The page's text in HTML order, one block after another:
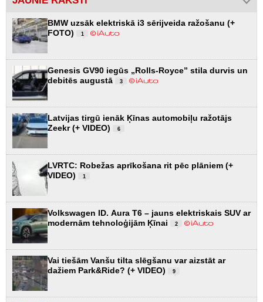
BMW uzsāk elektriskā i3 sērijveida ražošanu (+
FOTO)
1
Genesis GV90 iegūs „Rolls-Royce” stila durvis un
debitēs augustā
3
Latvijas tirgū ienāk Ķīnas automobiļu ražotājs
Zeekr (+ VIDEO)
6
LVRTC: Robežas aprīkošana rit pēc plāniem (+
VIDEO)
1
Volkswagen ID. Aura T6 – jauns elektriskais SUV ar
modernām tehnoloģijām Ķīnai
2
Vai tiešām Vanšu tilta slēgšanu var aizstāt ar
dažiem Park&Ride? (+ VIDEO)
9